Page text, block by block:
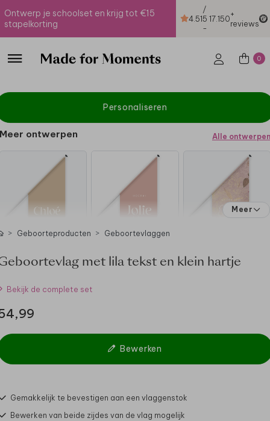
Ontwerp je schoolset en krijg tot €15
stapelkorting
4.51
/
5
-
17.150+
reviews
0
Personaliseren
Meer ontwerpen Alle ontwerpen
Meer
Geboorteproducten Geboortevlaggen
met lila tekst en klein hartje
Bekijk de complete set
Bewerken
Gemakkelijk te bevestigen aan een vlaggenstok
Bewerken van beide zijdes van de vlag mogelijk